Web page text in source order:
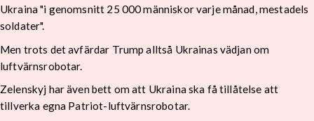
Ukraina "i genomsnitt 25 000 människor varje månad, mestadels
soldater".
Men trots det avfärdar Trump alltså Ukrainas vädjan om
luftvärnsrobotar.
Zelenskyj har även bett om att Ukraina ska få tillåtelse att
tillverka egna Patriot-luftvärnsrobotar.